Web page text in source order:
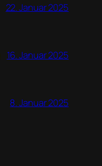
22. Januar 2025
16. Januar 2025
8. Januar 2025